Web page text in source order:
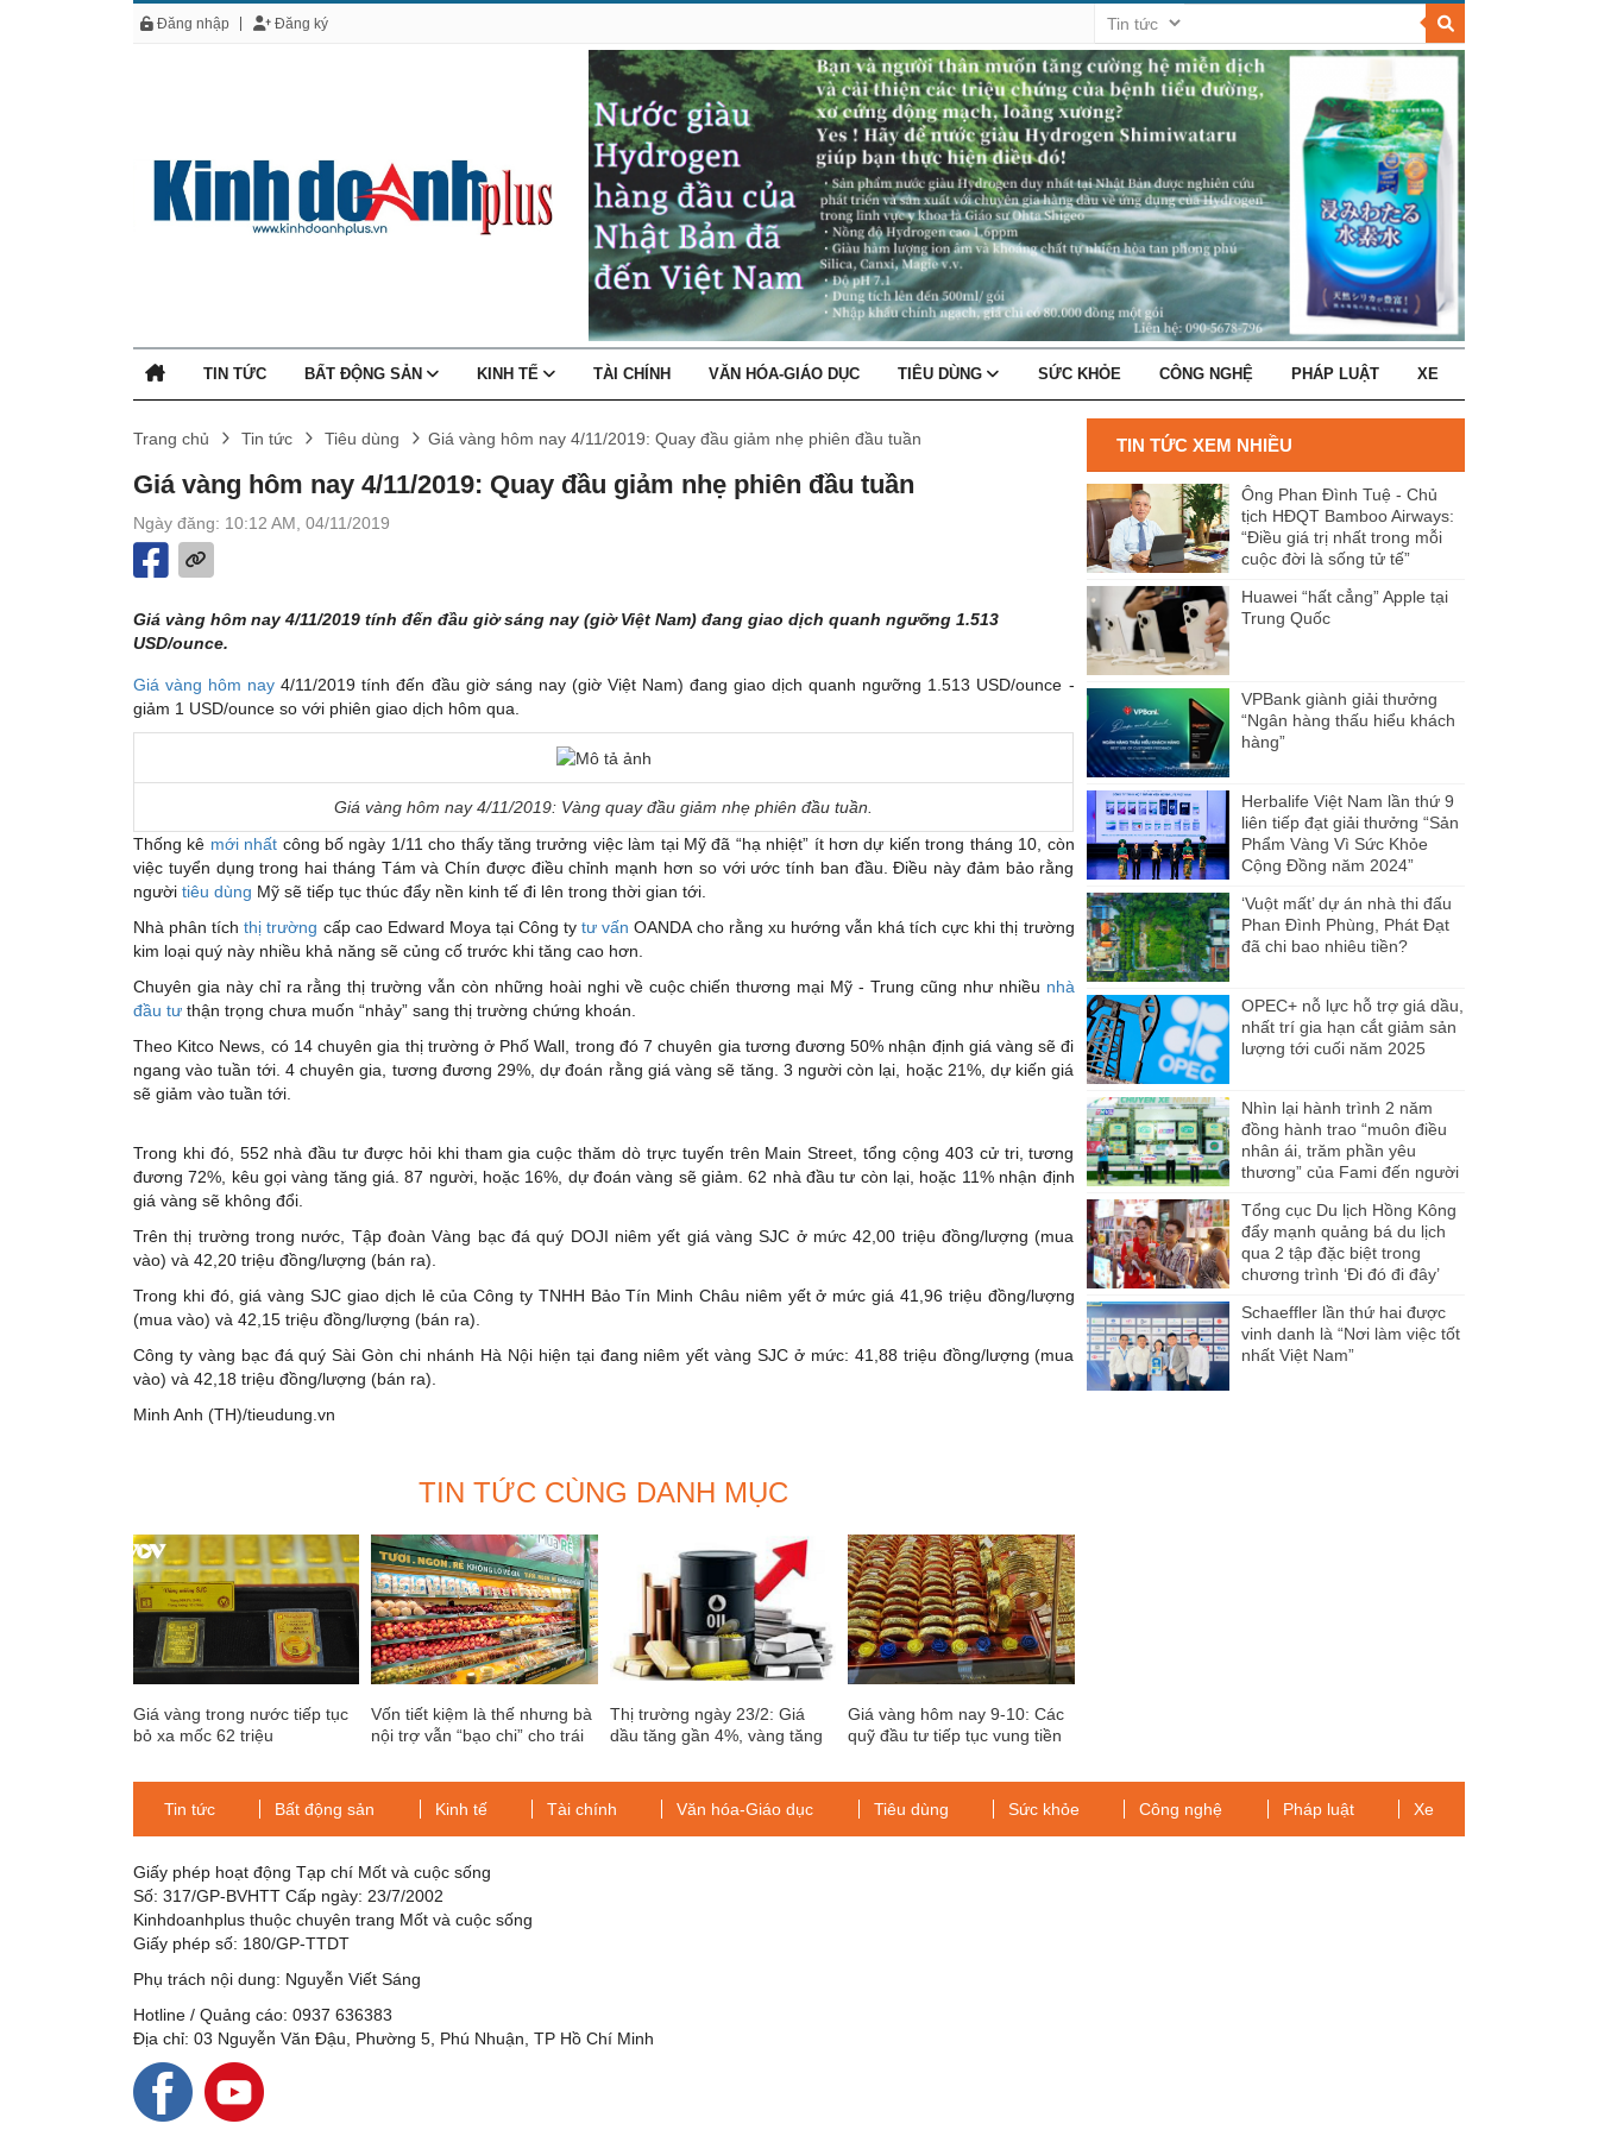
Đăng nhập Đăng ký
TIN TỨC BẤT ĐỘNG SẢN KINH TẾ TÀI CHÍNH VĂN HÓA-GIÁO DỤC TIÊU DÙNG SỨC KHỎE CÔNG NGHỆ PHÁP LUẬT XE
Trang chủ Tin tức Tiêu dùng Giá vàng hôm nay 4/11/2019: Quay đầu giảm nhẹ phiên đầu tuần
Giá vàng hôm nay 4/11/2019: Quay đầu giảm nhẹ phiên đầu tuần
Ngày đăng: 10:12 AM, 04/11/2019
Giá vàng hôm nay 4/11/2019 tính đến đầu giờ sáng nay (giờ Việt Nam) đang giao dịch quanh ngưỡng 1.513
USD/ounce.
Giá vàng hôm nay 4/11/2019 tính đến đầu giờ sáng nay (giờ Việt Nam) đang giao dịch quanh ngưỡng 1.513 USD/ounce -
giảm 1 USD/ounce so với phiên giao dịch hôm qua.
Giá vàng hôm nay 4/11/2019: Vàng quay đầu giảm nhẹ phiên đầu tuần.
Thống kê mới nhất công bố ngày 1/11 cho thấy tăng trưởng việc làm tại Mỹ đã “hạ nhiệt” ít hơn dự kiến trong tháng 10, còn
việc tuyển dụng trong hai tháng Tám và Chín được điều chỉnh mạnh hơn so với ước tính ban đầu. Điều này đảm bảo rằng
người tiêu dùng Mỹ sẽ tiếp tục thúc đẩy nền kinh tế đi lên trong thời gian tới.
Nhà phân tíchthị trường cấp cao Edward Moya tại Công tytư vấn OANDA cho rằng xu hướng vẫn khá tích cực khi thị trường
kim loại quý này nhiều khả năng sẽ củng cố trước khi tăng cao hơn.
Chuyên gia này chỉ ra rằng thị trường vẫn còn những hoài nghi về cuộc chiến thương mại Mỹ - Trung cũng như nhiều nhà
đầu tư thận trọng chưa muốn “nhảy” sang thị trường chứng khoán.
Theo Kitco News, có 14 chuyên gia thị trường ở Phố Wall, trong đó 7 chuyên gia tương đương 50% nhận định giá vàng sẽ đi
ngang vào tuần tới. 4 chuyên gia, tương đương 29%, dự đoán rằng giá vàng sẽ tăng. 3 người còn lại, hoặc 21%, dự kiến giá
sẽ giảm vào tuần tới.
Trong khi đó, 552 nhà đầu tư được hỏi khi tham gia cuộc thăm dò trực tuyến trên Main Street, tổng cộng 403 cử tri, tương
đương 72%, kêu gọi vàng tăng giá. 87 người, hoặc 16%, dự đoán vàng sẽ giảm. 62 nhà đầu tư còn lại, hoặc 11% nhận định
giá vàng sẽ không đổi.
Trên thị trường trong nước, Tập đoàn Vàng bạc đá quý DOJI niêm yết giá vàng SJC ở mức 42,00 triệu đồng/lượng (mua
vào) và 42,20 triệu đồng/lượng (bán ra).
Trong khi đó, giá vàng SJC giao dịch lẻ của Công ty TNHH Bảo Tín Minh Châu niêm yết ở mức giá 41,96 triệu đồng/lượng
(mua vào) và 42,15 triệu đồng/lượng (bán ra).
Công ty vàng bạc đá quý Sài Gòn chi nhánh Hà Nội hiện tại đang niêm yết vàng SJC ở mức: 41,88 triệu đồng/lượng (mua
vào) và 42,18 triệu đồng/lượng (bán ra).
Minh Anh (TH)/tieudung.vn
TIN TỨC CÙNG DANH MỤC
Giá vàng trong nước tiếp tục
bỏ xa mốc 62 triệu
Vốn tiết kiệm là thế nhưng bà
nội trợ vẫn “bạo chi” cho trái
Thị trường ngày 23/2: Giá
dầu tăng gần 4%, vàng tăng
USD/tấn lần đầu tiên kể từ
năm 2011
Giá vàng hôm nay 9-10: Các
quỹ đầu tư tiếp tục vung tiền
TIN TỨC XEM NHIỀU
Ông Phan Đình Tuệ - Chủ
tịch HĐQT Bamboo Airways:
“Điều giá trị nhất trong mỗi
cuộc đời là sống tử tế”
Huawei “hất cẳng” Apple tại
Trung Quốc
VPBank giành giải thưởng
“Ngân hàng thấu hiểu khách
hàng”
Herbalife Việt Nam lần thứ 9
liên tiếp đạt giải thưởng “Sản
Phẩm Vàng Vì Sức Khỏe
Cộng Đồng năm 2024”
‘Vuột mất’ dự án nhà thi đấu
Phan Đình Phùng, Phát Đạt
đã chi bao nhiêu tiền?
OPEC+ nỗ lực hỗ trợ giá dầu,
nhất trí gia hạn cắt giảm sản
lượng tới cuối năm 2025
Nhìn lại hành trình 2 năm
đồng hành trao “muôn điều
nhân ái, trăm phần yêu
thương” của Fami đến người
Tổng cục Du lịch Hồng Kông
đẩy mạnh quảng bá du lịch
qua 2 tập đặc biệt trong
chương trình ‘Đi đó đi đây’
Schaeffler lần thứ hai được
vinh danh là “Nơi làm việc tốt
nhất Việt Nam”
Tin tức Bất động sản Kinh tế Tài chính Văn hóa-Giáo dục Tiêu dùng Sức khỏe Công nghệ Pháp luật Xe
Giấy phép hoạt động Tạp chí Mốt và cuộc sống
Số: 317/GP-BVHTT Cấp ngày: 23/7/2002
Kinhdoanhplus thuộc chuyên trang Mốt và cuộc sống
Giấy phép số: 180/GP-TTDT
Phụ trách nội dung: Nguyễn Viết Sáng
Hotline / Quảng cáo: 0937 636383
Địa chỉ: 03 Nguyễn Văn Đậu, Phường 5, Phú Nhuận, TP Hồ Chí Minh